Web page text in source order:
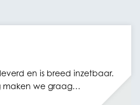
en is breed inzetbaar.
maken we graag…